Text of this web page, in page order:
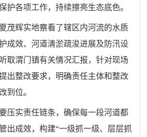
护各项工作，持续擦亮生态底色。
茂辉实地察看了辖区内河流的水质
成效、河道清淤疏浚进展及防汛设
取渭门镇有关情况汇报，针对现场
出整改要求，明确责任主体和整改
到位。
压实责任链条，确保每一段河道都
出成效，构建“一级抓一级、层层抓